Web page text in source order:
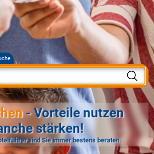
- Vorteile nutzen
stärken!
sind Sie immer bestens beraten.